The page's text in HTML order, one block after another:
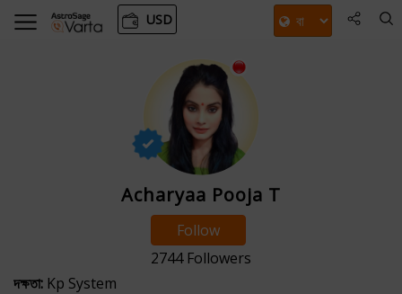
USD
Acharyaa Pooja T
Follow
2744Followers
দক্ষতা: Kp System